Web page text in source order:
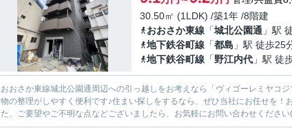
30.50㎡ (1LDK) /築1年 /8階建
おおさか東線 「城北公園通 」駅
地下鉄谷町線 「都島 」駅 徒歩25
地下鉄谷町線 「野江内代 」駅 徒
おおさか東線城北公園通周辺への引っ越しをお考えなら「ヴィゴーレミヤコ
物の整理がしやすく便利です♪住まい探しをするなら、ぜひ当社にお任せを
た、ご要望やご不明な点などございましたら、お気軽にお問い合わせくださ